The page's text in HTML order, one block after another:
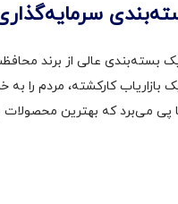
عالی از برند
بازاریاب کارکشته، مردم را
می‌برد که بهترین محصولات